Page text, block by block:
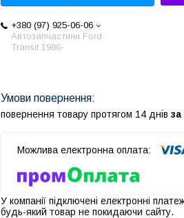
+380 (97) 925-06-06
Автозапчастини Ford
Transit 1986-
повернення товару протягом 14 днів
У компанії підключені електронні
будь-який товар не покидаючи сайту.